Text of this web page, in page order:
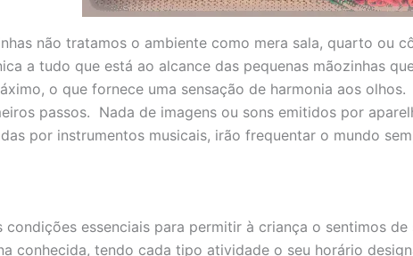
não tratamos o ambiente como mera sala, quarto ou
a tudo que está ao alcance das pequenas mãozinhas
o que fornece uma sensação de harmonia aos
passos. Nada de imagens ou sons emitidos por
por instrumentos musicais, irão frequentar o mundo
condições essenciais para permitir à criança o sentimos
conhecida, tendo cada tipo atividade o seu horário